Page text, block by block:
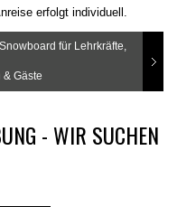
erfolgt individuell.
für Lehrkräfte,
Gäste
- WIR SUCHEN